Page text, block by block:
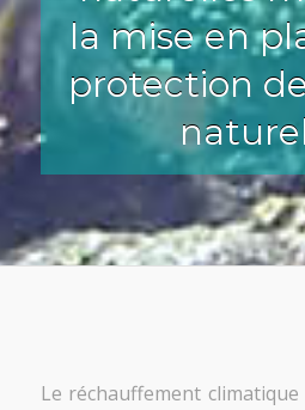
la mise en
protection
Le réchauffement